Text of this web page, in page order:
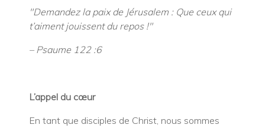
"Demandez la paix de Jérusalem : Que ceux qui
t’aiment jouissent du repos !"
– Psaume 122 :6
L’appel du cœur
En tant que disciples de Christ, nous sommes